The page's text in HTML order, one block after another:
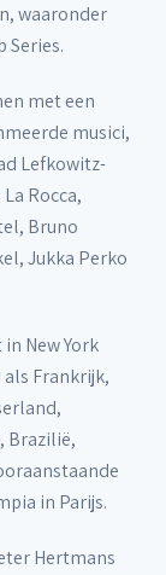
waaronder
Series.
met een
musici,
Lefkowitz-
Rocca,
Bruno
Jukka Perko
New York
Frankrijk,
Brazilië,
in Parijs.
Hertmans